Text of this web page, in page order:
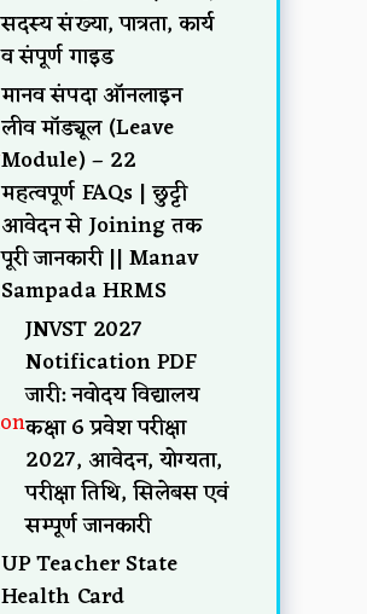
सदस्य संख्या, पात्रता, कार्य
व संपूर्ण गाइड
मानव संपदा ऑनलाइन
लीव मॉड्यूल (Leave
Module) – 22
महत्वपूर्ण FAQs | छुट्टी
आवेदन से Joining तक
पूरी जानकारी || Manav
Sampada HRMS
JNVST 2027
Notification PDF
जारी: नवोदय विद्यालय
कक्षा 6 प्रवेश परीक्षा
2027, आवेदन, योग्यता,
परीक्षा तिथि, सिलेबस एवं
सम्पूर्ण जानकारी
UP Teacher State
Health Card